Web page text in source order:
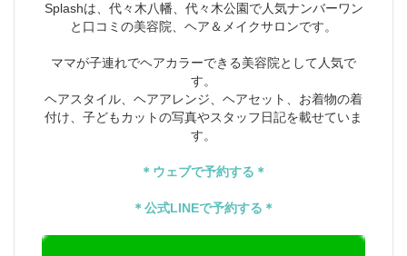
Splashは、代々木八幡、代々木公園で人気ナンバーワン
と口コミの美容院、ヘア＆メイクサロンです。
ママが子連れでヘアカラーできる美容院として人気で
す。
ヘアスタイル、ヘアアレンジ、ヘアセット、お着物の着
付け、子どもカットの写真やスタッフ日記を載せていま
す。
＊ウェブで予約する＊
＊公式LINEで予約する＊